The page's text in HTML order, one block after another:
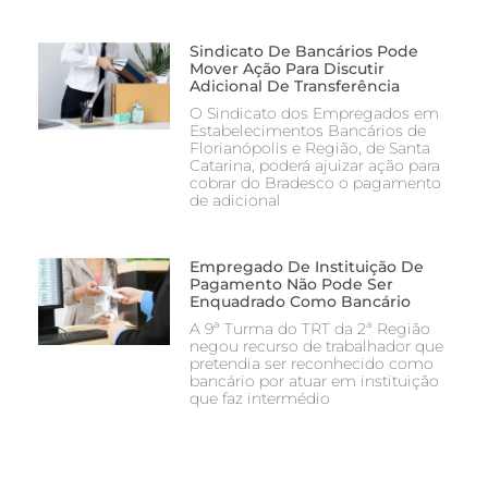
Sindicato De Bancários Pode
Mover Ação Para Discutir
Adicional De Transferência
O Sindicato dos Empregados em
Estabelecimentos Bancários de
Florianópolis e Região, de Santa
Catarina, poderá ajuizar ação para
cobrar do Bradesco o pagamento
de adicional
Empregado De Instituição De
Pagamento Não Pode Ser
Enquadrado Como Bancário
A 9ª Turma do TRT da 2ª Região
negou recurso de trabalhador que
pretendia ser reconhecido como
bancário por atuar em instituição
que faz intermédio